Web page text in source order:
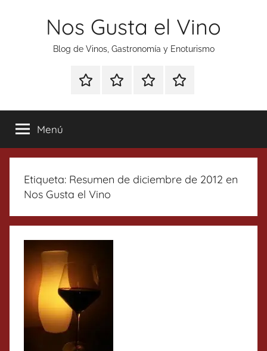
Nos Gusta el Vino
Blog de Vinos, Gastronomía y Enoturismo
Especial
Tonics
Enoturismo
Gastronomía
RankingContacto
Menú
Etiqueta: Resumen de diciembre de 2012 en
Nos Gusta el Vino